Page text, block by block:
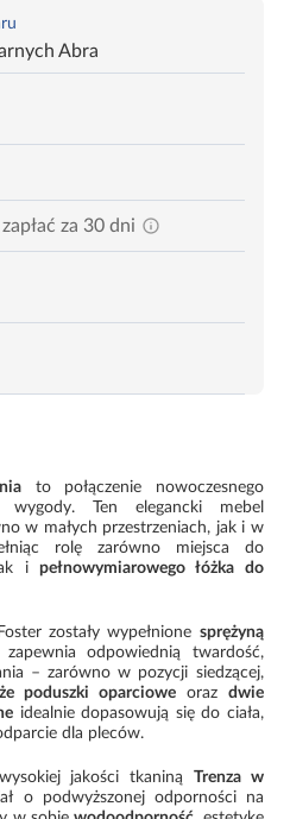
Abra
za 30 dni
to połączenie nowoczesnego
wygody. Ten elegancki mebel
w małych przestrzeniach, jak i w
rolę zarówno miejsca do
i pełnowymiarowego łóżka do
zostały wypełnione sprężyną
odpowiednią twardość,
– zarówno w pozycji siedzącej,
poduszki oparcioweoraz dwie
idealnie dopasowują się do ciała,
dla pleców.
jakości tkaniną Trenza w
o podwyższonej odporności na